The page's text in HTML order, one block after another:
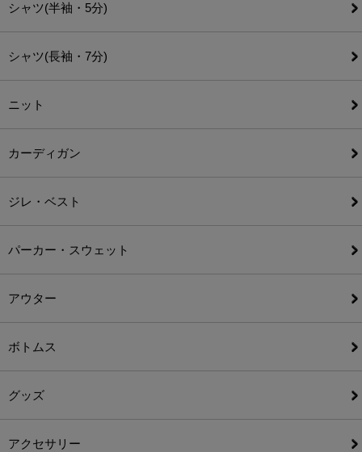
シャツ(半袖・5分)
シャツ(長袖・7分)
ニット
カーディガン
ジレ・ベスト
パーカー・スウェット
アウター
ボトムス
グッズ
アクセサリー